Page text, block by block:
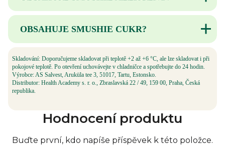
v lednici a spotřebujte do 24 hodin.
Některé příchutě obsahují alergeny, proto
před konzumací vždy zkontrolujte složení.
OBSAHUJE SMUSHIE CUKR?
V kapsičkách je pouze přirozeně se
vyskytující cukr z obsahového ovoce.
Skladování: Doporučujeme skladovat při teplotě +2 až +6 °C, ale lze skladovat i při
pokojové teplotě. Po otevření uchovávejte v chladničce a spotřebujte do 24 hodin.
Výrobce: AS Salvest, Aruküla tee 3, 51017, Tartu, Estonsko.
Distributor: Health Academy s. r. o., Zbraslavská 22 / 49, 159 00, Praha, Česká
republika.
Hodnocení produktu
Buďte první, kdo napíše příspěvek k této položce.